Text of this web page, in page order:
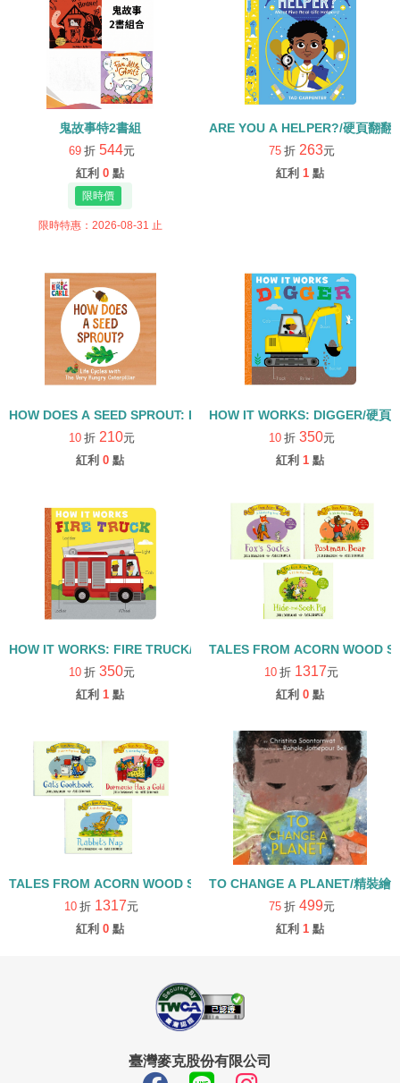
鬼故事特2書組
69 折 544元
紅利 0 點
限時特惠：2026-08-31 止
ARE YOU A HELPER?/硬頁翻翻
75 折 263元
紅利 1 點
HOW DOES A SEED SPROUT: LIFE CYCLES WITH THE VERY
10 折 210元
紅利 0 點
HOW IT WORKS: DIGGER/硬頁
10 折 350元
紅利 1 點
HOW IT WORKS: FIRE TRUCK/硬頁書
10 折 350元
紅利 1 點
TALES FROM ACORN WOOD
10 折 1317元
紅利 0 點
TALES FROM ACORN WOOD STORY COLLECTION 生活日常組/
10 折 1317元
紅利 0 點
TO CHANGE A PLANET/精裝繪
75 折 499元
紅利 1 點
臺灣麥克股份有限公司